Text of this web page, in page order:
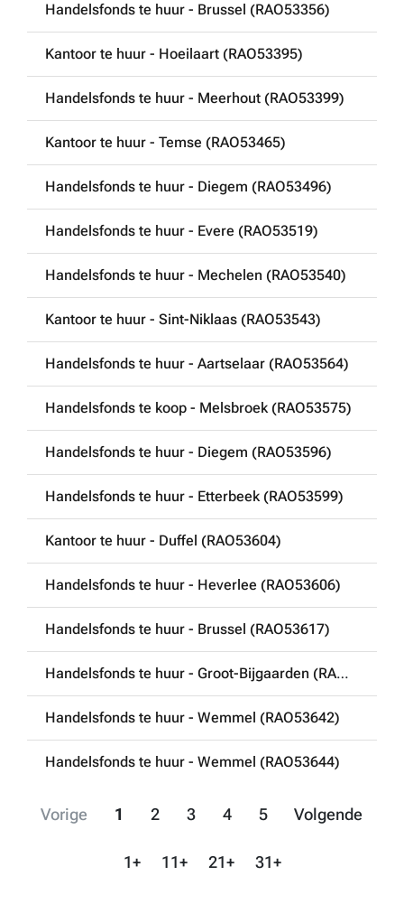
Handelsfonds te huur - Brussel (RAO53356)
Kantoor te huur - Hoeilaart (RAO53395)
Handelsfonds te huur - Meerhout (RAO53399)
Kantoor te huur - Temse (RAO53465)
Handelsfonds te huur - Diegem (RAO53496)
Handelsfonds te huur - Evere (RAO53519)
Handelsfonds te huur - Mechelen (RAO53540)
Kantoor te huur - Sint-Niklaas (RAO53543)
Handelsfonds te huur - Aartselaar (RAO53564)
Handelsfonds te koop - Melsbroek (RAO53575)
Handelsfonds te huur - Diegem (RAO53596)
Handelsfonds te huur - Etterbeek (RAO53599)
Kantoor te huur - Duffel (RAO53604)
Handelsfonds te huur - Heverlee (RAO53606)
Handelsfonds te huur - Brussel (RAO53617)
Handelsfonds te huur - Groot-Bijgaarden (RAO53640)
Handelsfonds te huur - Wemmel (RAO53642)
Handelsfonds te huur - Wemmel (RAO53644)
Vorige 1 2 3 4 5 Volgende
1+ 11+ 21+ 31+